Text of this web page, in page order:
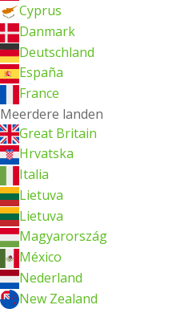
Cyprus
Danmark
Deutschland
España
France
Meerdere landen
Great Britain
Hrvatska
Italia
Lietuva
Lietuva
Magyarország
México
Nederland
New Zealand